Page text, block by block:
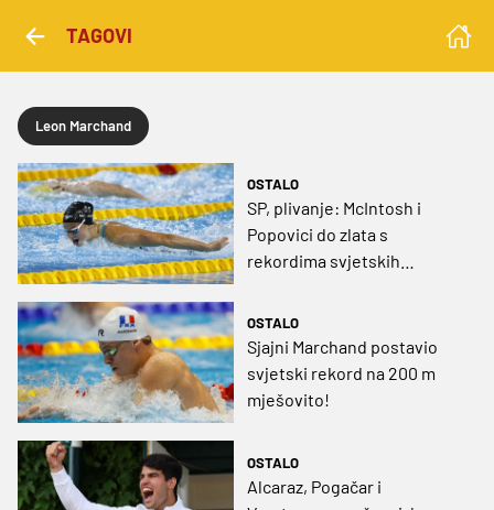
TAGOVI
Leon Marchand
OSTALO
SP, plivanje: McIntosh i
Popovici do zlata s
rekordima svjetskih
OSTALO
Sjajni Marchand postavio
svjetski rekord na 200 m
mješovito!
OSTALO
Alcaraz, Pogačar i